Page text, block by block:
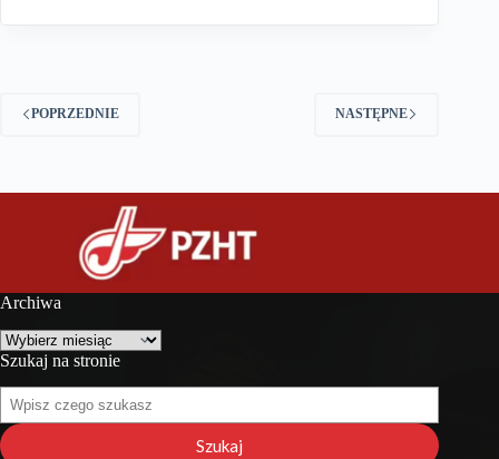
POPRZEDNIE NASTĘPNE
Archiwa
Archiwa
Szukaj na stronie
Szukaj
na
stronie
Szukaj